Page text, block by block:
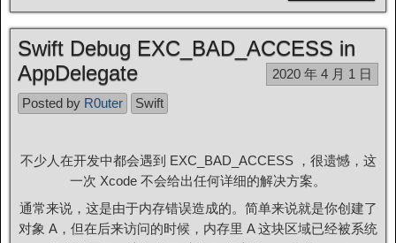
Swift Debug EXC_BAD_ACCESS in
AppDelegate
2020 年 4 月 1 日
Posted by R0uter Swift
不少人在开发中都会遇到 EXC_BAD_ACCESS ，很遗憾，这
一次 Xcode 不会给出任何详细的解决方案。
通常来说，这是由于内存错误造成的。简单来说就是你创建了
对象 A，但在后来访问的时候，内存里 A 这块区域已经被系统